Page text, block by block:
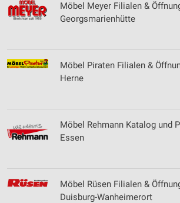
Möbel Meyer Filialen &
Georgsmarienhütte
Möbel Piraten Filialen &
Herne
Möbel Rehmann Katalog und
Essen
Möbel Rüsen Filialen &
Duisburg-Wanheimerort